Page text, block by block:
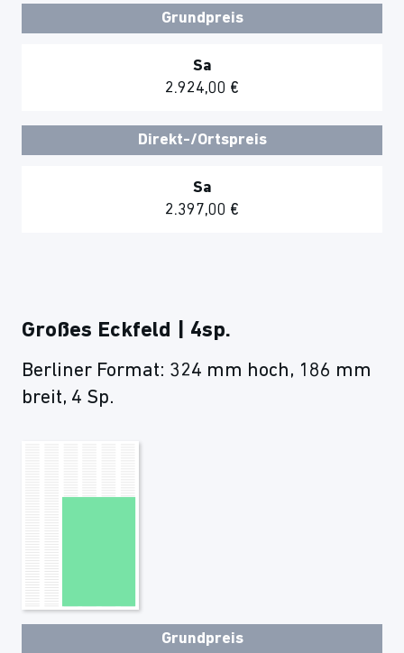
Grundpreis
Sa
2.924,00 €
Direkt-/Ortspreis
Sa
2.397,00 €
Großes Eckfeld | 4sp.
Berliner Format: 324 mm hoch, 186 mm
breit, 4 Sp.
Grundpreis